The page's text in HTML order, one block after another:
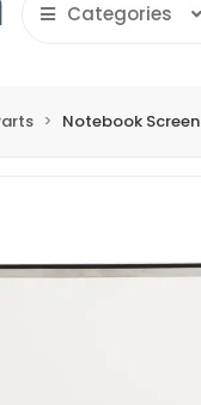
Categories
Notebook Screen